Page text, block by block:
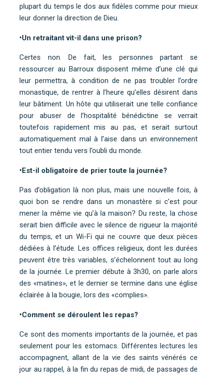
plupart du temps le dos aux fidèles comme pour mieux
leur donner la direction de Dieu.
•Un retraitant vit-il dans une prison?
Certes non. De fait, les personnes partant se
ressourcer au Barroux disposent même d’une clé qui
leur permettra, à condition de ne pas troubler l’ordre
monastique, de rentrer à l’heure qu’elles désirent dans
leur bâtiment. Un hôte qui utiliserait une telle confiance
pour abuser de l’hospitalité bénédictine se verrait
toutefois rapidement mis au pas, et serait surtout
automatiquement mal à l’aise dans un environnement
tout entier tendu vers l’oubli du monde.
•Est-il obligatoire de prier toute la journée?
Pas d’obligation là non plus, mais une nouvelle fois, à
quoi bon se rendre dans un monastère si c’est pour
mener la même vie qu’à la maison? Du reste, la chose
serait bien difficile avec le silence de rigueur la majorité
du temps, et un Wi-Fi qui ne couvre que deux pièces
dédiées à l’étude. Les offices religieux, dont les durées
peuvent être très variables, s’échelonnent tout au long
de la journée. Le premier débute à 3h30, on parle alors
des «matines», et le dernier se termine dans une église
éclairée à la bougie, lors des «complies».
•Comment se déroulent les repas?
Ce sont des moments importants de la journée, et pas
seulement pour les estomacs. Différentes lectures les
accompagnent, allant de la vie des saints vénérés ce
jour au rappel, à la fin du repas de midi, de passages de